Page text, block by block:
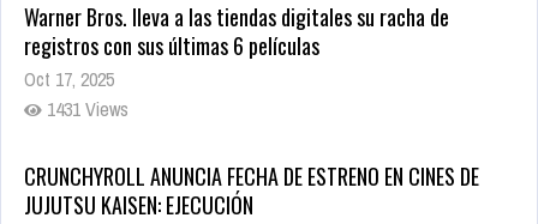
Warner Bros. lleva a las tiendas digitales su racha de
registros con sus últimas 6 películas
Oct 17, 2025
1431 Views
CRUNCHYROLL ANUNCIA FECHA DE ESTRENO EN CINES DE
JUJUTSU KAISEN: EJECUCIÓN